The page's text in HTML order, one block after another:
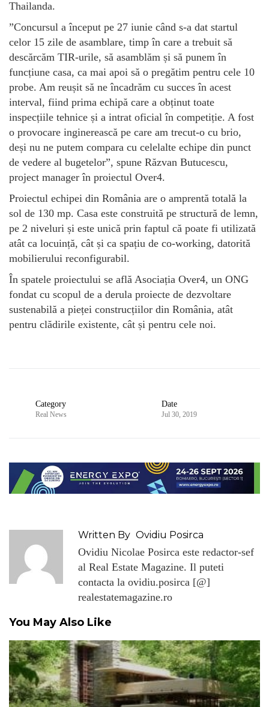
Thailanda.
”Concursul a început pe 27 iunie când s-a dat startul
celor 15 zile de asamblare, timp în care a trebuit să
descărcăm TIR-urile, să asamblăm și să punem în
funcțiune casa, ca mai apoi să o pregătim pentru cele 10
probe. Am reușit să ne încadrăm cu succes în acest
interval, fiind prima echipă care a obținut toate
inspecțiile tehnice și a intrat oficial în competiție. A fost
o provocare inginerească pe care am trecut-o cu brio,
deși nu ne putem compara cu celelalte echipe din punct
de vedere al bugetelor”, spune Răzvan Butucescu,
project manager în proiectul Over4.
Proiectul echipei din România are o amprentă totală la
sol de 130 mp. Casa este construită pe structură de lemn,
pe 2 niveluri și este unică prin faptul că poate fi utilizată
atât ca locuință, cât și ca spațiu de co-working, datorită
mobilierului reconfigurabil.
În spatele proiectului se află Asociația Over4, un ONG
fondat cu scopul de a derula proiecte de dezvoltare
sustenabilă a pieței construcțiilor din România, atât
pentru clădirile existente, cât și pentru cele noi.
Category
Real News
Date
Jul 30, 2019
Written By Ovidiu Posirca
Ovidiu Nicolae Posirca este redactor-sef
al Real Estate Magazine. Il puteti
contacta la ovidiu.posirca [@]
realestatemagazine.ro
You May Also Like